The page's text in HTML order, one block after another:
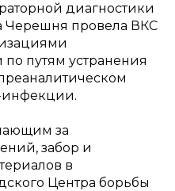
диагностики
Черешня провела ВКС
путям устранения
инфекции.
за
забор и
в
Центра борьбы